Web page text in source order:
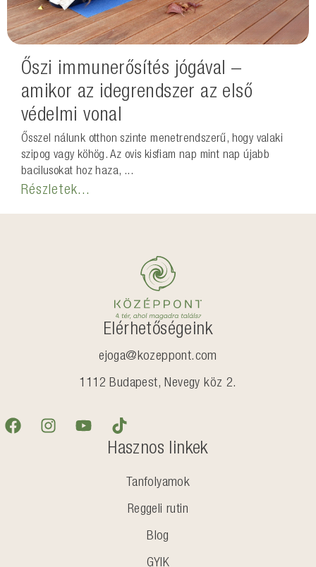
Őszi immunerősítés jógával –
amikor az idegrendszer az első
védelmi vonal
Ősszel nálunk otthon szinte menetrendszerű, hogy valaki
szipog vagy köhög. Az ovis kisfiam nap mint nap újabb
bacilusokat hoz haza, ...
Részletek...
Elérhetőségeink
ejoga@kozeppont.com
1112 Budapest, Nevegy köz 2.
Hasznos linkek
Tanfolyamok
Reggeli rutin
Blog
GYIK